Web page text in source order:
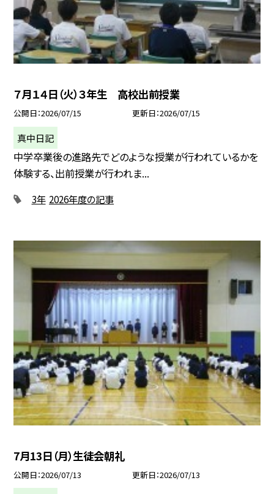
７月１４日（火）３年生 高校出前授業
公開日 2026/07/15 更新日 2026/07/15
真中日記
中学卒業後の進路先でどのような授業が行われているかを
体験する、出前授業が行われま...
3年 2026年度の記事
7月13日（月）生徒会朝礼
公開日 2026/07/13 更新日 2026/07/13